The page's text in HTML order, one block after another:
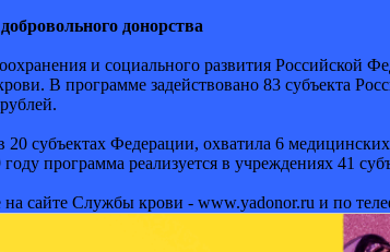
донорства
и социального развития Российской
В программе задействовано 83 субъекта
20 субъектах Федерации, охватила 6
программа реализуется в учреждениях 41
сайте Службы крови - www.yadonor.ru и по